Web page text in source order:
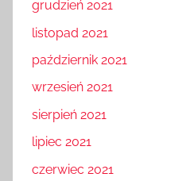
grudzień 2021
listopad 2021
październik 2021
wrzesień 2021
sierpień 2021
lipiec 2021
czerwiec 2021